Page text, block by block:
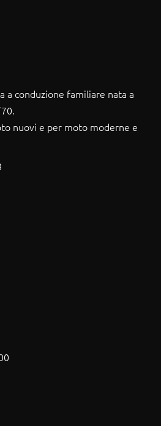
a conduzione familiare nata a
nuovi e per moto moderne e